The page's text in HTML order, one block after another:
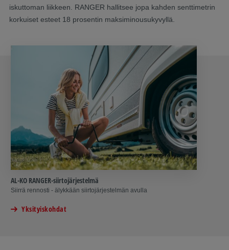
iskuttoman liikkeen. RANGER hallitsee jopa kahden senttimetrin
korkuiset esteet 18 prosentin maksiminousukyvyllä.
AL-KO RANGER-siirtojärjestelmä
Siirrä rennosti - älykkään siirtojärjestelmän avulla
Yksityiskohdat